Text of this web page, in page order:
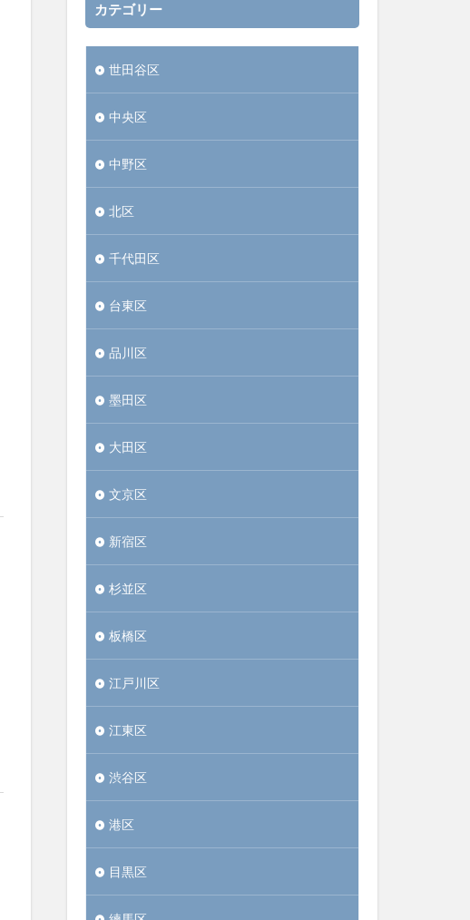
カテゴリー
世田谷区
中央区
中野区
北区
千代田区
台東区
品川区
墨田区
大田区
文京区
新宿区
杉並区
板橋区
江戸川区
江東区
渋谷区
港区
目黒区